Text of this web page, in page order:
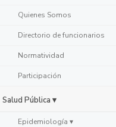
Quienes Somos
Directorio de funcionarios
Normatividad
Participación
Salud Pública ▾
Epidemiología ▾